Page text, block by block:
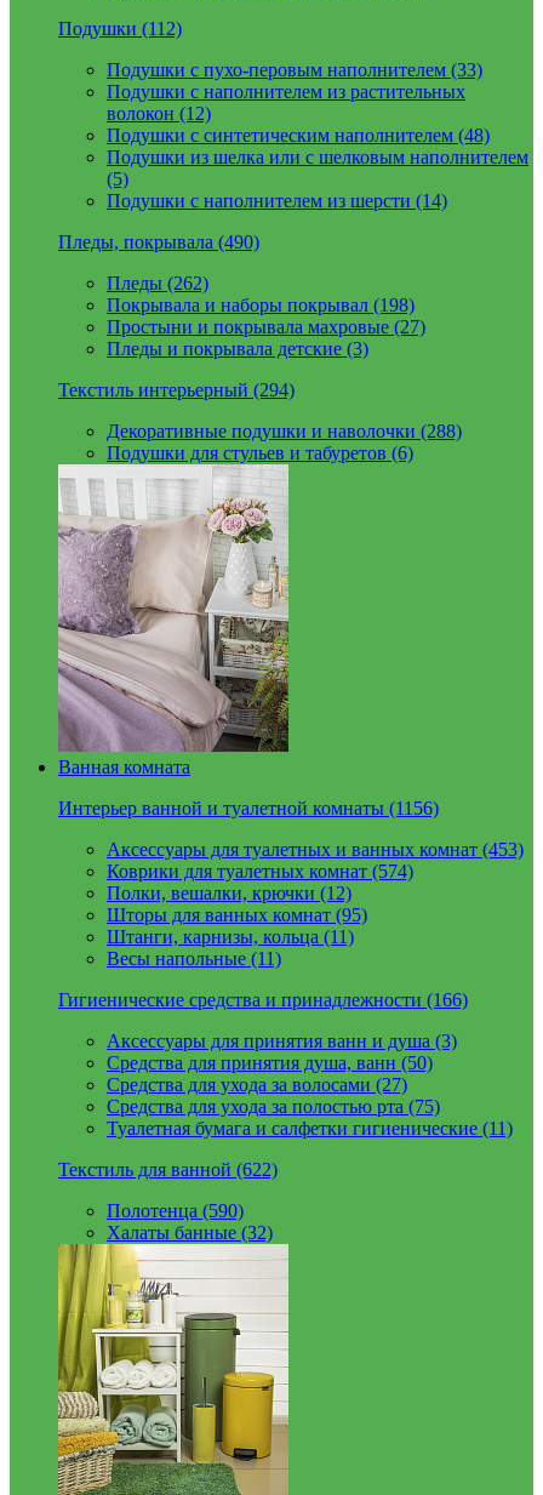
Подушки (112)
Подушки с пухо-перовым наполнителем (33)
Подушки с наполнителем из растительных
волокон (12)
Подушки с синтетическим наполнителем (48)
Подушки из шелка или с шелковым наполнителем
(5)
Подушки с наполнителем из шерсти (14)
Пледы, покрывала (490)
Пледы (262)
Покрывала и наборы покрывал (198)
Простыни и покрывала махровые (27)
Пледы и покрывала детские (3)
Текстиль интерьерный (294)
Декоративные подушки и наволочки (288)
Подушки для стульев и табуретов (6)
Ванная комната
Интерьер ванной и туалетной комнаты (1156)
Аксессуары для туалетных и ванных комнат (453)
Коврики для туалетных комнат (574)
Полки, вешалки, крючки (12)
Шторы для ванных комнат (95)
Штанги, карнизы, кольца (11)
Весы напольные (11)
Гигиенические средства и принадлежности (166)
Аксессуары для принятия ванн и душа (3)
Средства для принятия душа, ванн (50)
Средства для ухода за волосами (27)
Средства для ухода за полостью рта (75)
Туалетная бумага и салфетки гигиенические (11)
Текстиль для ванной (622)
Полотенца (590)
Халаты банные (32)